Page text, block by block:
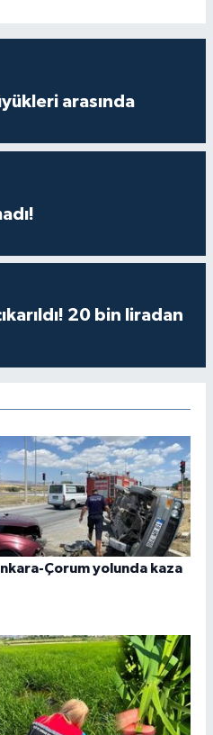
arasında
20 bin liradan
Çorum yolunda kaza